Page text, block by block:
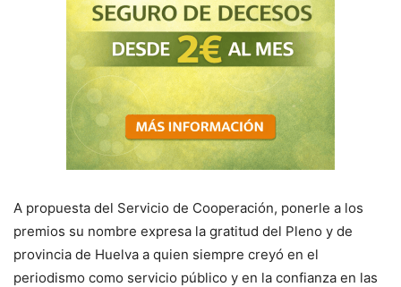
A propuesta del Servicio de Cooperación, ponerle a los
premios su nombre expresa la gratitud del Pleno y de
provincia de Huelva a quien siempre creyó en el
periodismo como servicio público y en la confianza en las